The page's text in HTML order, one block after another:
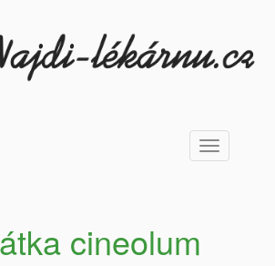
Toggle
navigation
cineolum